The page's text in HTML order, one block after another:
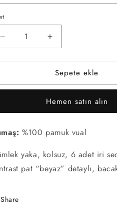
Azzurro
Beyaz
Detaylı
Gömlek
adedi
Azzurro
Beyaz
Detaylı
Kolsuz
Gömlek
için
adedi
Sepete ekle
Hemen satın alın
%100 pamuk vual
yaka, kolsuz, 6 adet iri
pat “beyaz” detaylı,
Share